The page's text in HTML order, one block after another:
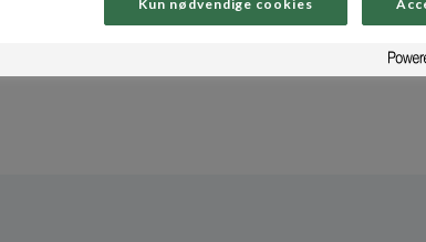
Perfekt til et større
Kun nødvendige cookies